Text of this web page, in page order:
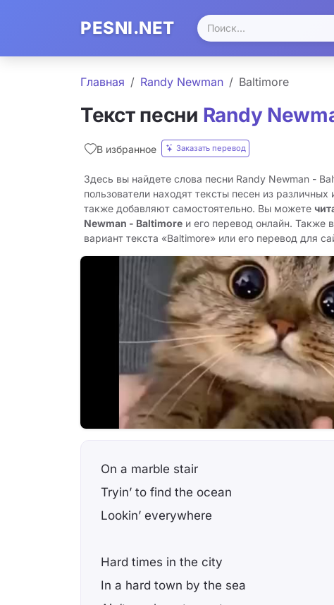
PESNI.NET
Главная Randy Newman Baltimore
Текст песни Randy
В избранное Заказать перевод
Здесь вы найдете слова песни Randy Newman -
пользователи находят тексты песен из различных
также добавляют самостоятельно. Вы можете
Newman - Baltimore и его перевод онлайн. Также
вариант текста «Baltimore» или его перевод для
On a marble stair
Tryin’ to find the ocean
Lookin’ everywhere
Hard times in the city
In a hard town by the sea